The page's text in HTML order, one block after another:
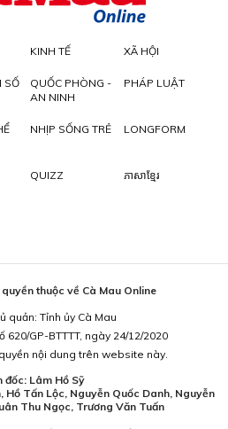
KINH TẾ XÃ HỘI
SỐ
QUỐC PHÒNG -
AN NINH
PHÁP LUẬT
NHỊP SỐNG TRẺ LONGFORM
QUIZZ ភាសាខ្មែរ
thuộc về Cà Mau Online
quản: Tỉnh ủy Cà Mau
620/GP-BTTTT, ngày 24/12/2020
nội dung trên website này.
đốc: Lâm Hồ Sỹ
Hồ Tấn Lộc, Nguyễn Quốc Danh, Nguyễn
Thu Ngọc, Trương Văn Tuấn